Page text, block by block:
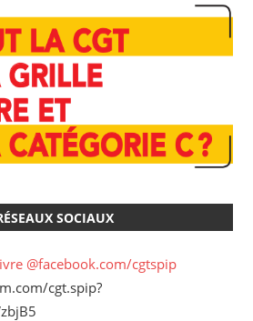
SOCIAUX
@facebook.com/cgtspip
cgt.spip?